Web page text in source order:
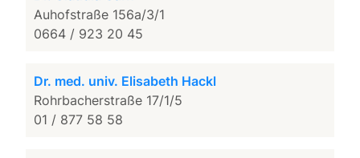
Auhofstraße 156a/3/1
0664 / 923 20 45
Dr. med. univ. Elisabeth Hackl
Rohrbacherstraße 17/1/5
01 / 877 58 58